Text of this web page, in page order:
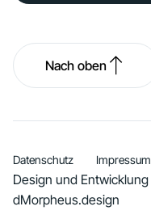
Nach oben
Datenschutz Impressum
Design und
dMorpheus.design